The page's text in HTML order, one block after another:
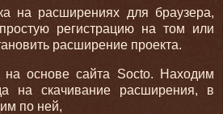
на расширениях для браузера,
регистрацию на том или
расширение проекта.
на основе сайта Socto. Находим
на скачивание расширения, в
по ней,